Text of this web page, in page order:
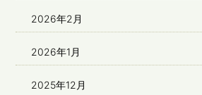
2026年2月
2026年1月
2025年12月